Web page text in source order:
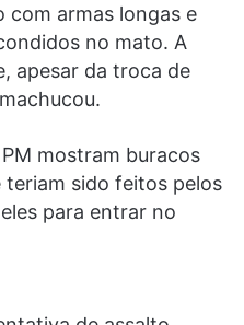
com armas longas e
no mato. A
apesar da troca de
mostram buracos
teriam sido feitos pelos
para entrar no